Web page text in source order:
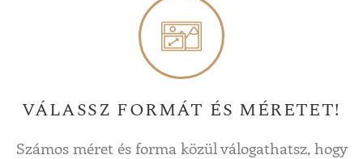
VÁLASSZ FORMÁT ÉS MÉRETET!
Számos méret és forma közül válogathatsz, hogy